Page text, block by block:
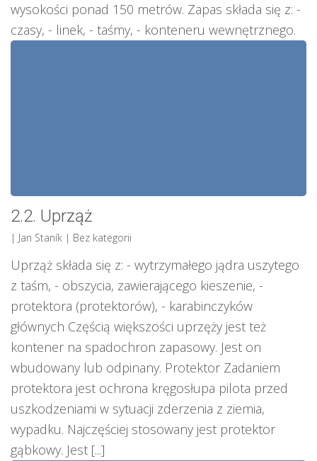
wysokości ponad 150 metrów. Zapas składa się z: -
czasy, - linek, - taśmy, - konteneru wewnętrznego.
2.2. Uprząż
| Jan Staník | Bez kategorii
Uprząż składa się z: - wytrzymałego jądra uszytego
z taśm, - obszycia, zawierającego kieszenie, -
protektora (protektorów), - karabinczyków
głównych Częścią większości uprzęży jest też
kontener na spadochron zapasowy. Jest on
wbudowany lub odpinany. Protektor Zadaniem
protektora jest ochrona kręgosłupa pilota przed
uszkodzeniami w sytuacji zderzenia z ziemia,
wypadku. Najczęściej stosowany jest protektor
gąbkowy. Jest [...]